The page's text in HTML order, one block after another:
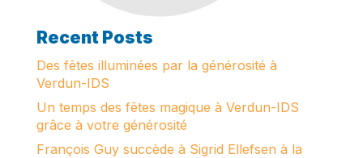
Recent Posts
Des fêtes illuminées par la générosité à
Verdun-IDS
Un temps des fêtes magique à Verdun-IDS
grâce à votre générosité
François Guy succède à Sigrid Ellefsen à la